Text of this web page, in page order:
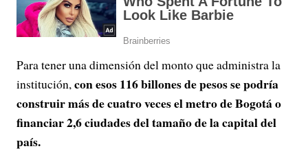
Para tener una dimensión del monto que administra la
institución,con esos 116 billones de pesos se podría
construir más de cuatro veces el metro de Bogotá o
financiar 2,6 ciudades del tamaño de la capital del
país.